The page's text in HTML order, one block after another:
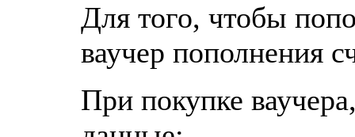
Для того, чтобы
ваучер пополнения
При покупке